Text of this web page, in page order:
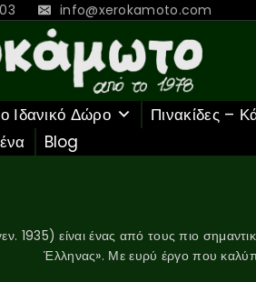
info@xerokamoto.com
Ιδανικό Δώρο Πινακίδες –
Blog
1935) είναι ένας από τους πιο
Έλληνας». Με ευρύ έργο που